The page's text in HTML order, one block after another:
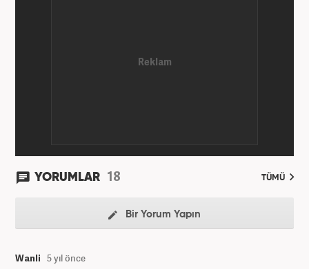
YORUMLAR 18 TÜMÜ
Bir Yorum Yapın
Wanli 5 yıl önce